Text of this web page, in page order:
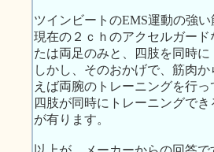
ツインビートのEMS運動の強
現在の２ｃｈのアクセルガー
たは両足のみと、四肢を同時
しかし、そのおかげで、筋肉
えば両腕のトレーニングを行
四肢が同時にトレーニングで
が有ります。